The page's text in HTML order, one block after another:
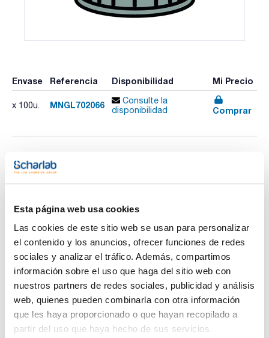
Esta página web usa cookies
Las cookies de este sitio web se usan para personalizar
el contenido y los anuncios, ofrecer funciones de redes
sociales y analizar el tráfico. Además, compartimos
información sobre el uso que haga del sitio web con
nuestros partners de redes sociales, publicidad y análisis
web, quienes pueden combinarla con otra información
que les haya proporcionado o que hayan recopilado a
partir del uso que haya hecho de sus servicios.
Envase Referencia Disponibilidad Mi Precio
x 100u. MNGL702066
Consulte la
disponibilidad
Comprar
Imprimir ficha de
producto
Características
Septum : Silicona blanca / PTFE rojo
Espesor (mm) : 1,3
Pack (u.) : 100
Macherey-Nagel ofrece viales de cromatografía fabricados
en vidrio borosilicato de clase hidrolítica I, ideales para
aplicaciones estándar en HPLC y GC. Su rosca 8-425 es
compatible con la mayoría de autosamplers y garantiza un
cierre hermético que evita la contaminación. Disponibles en
vidrio transparente o ámbar, estos viales proporcionan
protección contra la luz para compuestos sensibles. Son la
opción perfecta para laboratorios que requieren precisión y
fiabilidad en análisis rutinarios, con un diseño compacto que
facilita el manejo y almacenamiento eficiente de pequeñas
Ver más
Documentación técnica
TDS / Ficha técnica
Regístrate para
COA
Regístrate para